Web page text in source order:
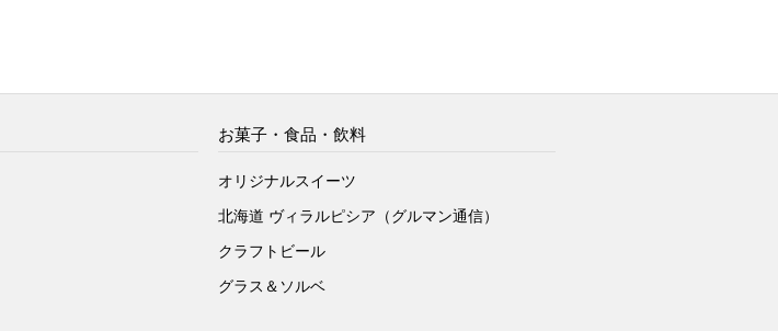
お菓子・食品・飲料
オリジナルスイーツ
北海道 ヴィラルピシア（グルマン通信）
クラフトビール
グラス＆ソルベ